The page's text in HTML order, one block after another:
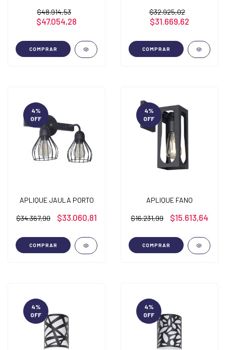
$48.914,53
$47.054,28
COMPRAR
$32.925,02
$31.669,62
COMPRAR
4%
OFF
APLIQUE JAULA PORTO
$34.367,90 $33.060,81
COMPRAR
4%
OFF
APLIQUE FANO
$16.231,99 $15.613,64
COMPRAR
4%
OFF
4%
OFF